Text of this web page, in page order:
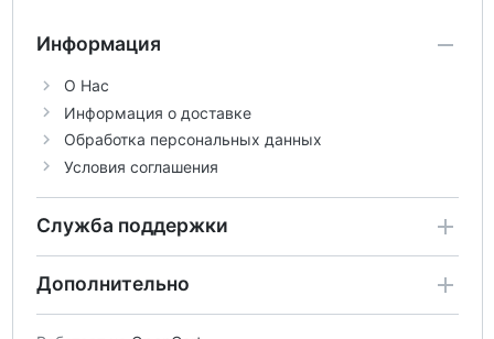
Информация
О Нас
Информация о доставке
Обработка персональных данных
Условия соглашения
Служба поддержки
Дополнительно